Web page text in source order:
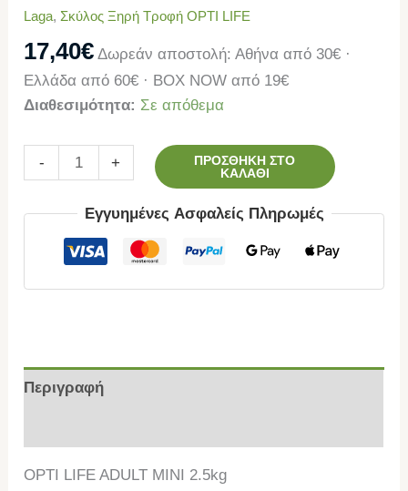
Laga, Σκύλος Ξηρή Τροφή OPTI LIFE
17,40€ Δωρεάν αποστολή: Αθήνα από 30€ ·
Ελλάδα από 60€ · BOX NOW από 19€
Διαθεσιμότητα: Σε απόθεμα
- +
ΠΡΟΣΘΉΚΗ ΣΤΟ
ΚΑΛΆΘΙ
Εγγυημένες Ασφαλείς Πληρωμές
Περιγραφή
OPTI LIFE ADULT MINI 2.5kg